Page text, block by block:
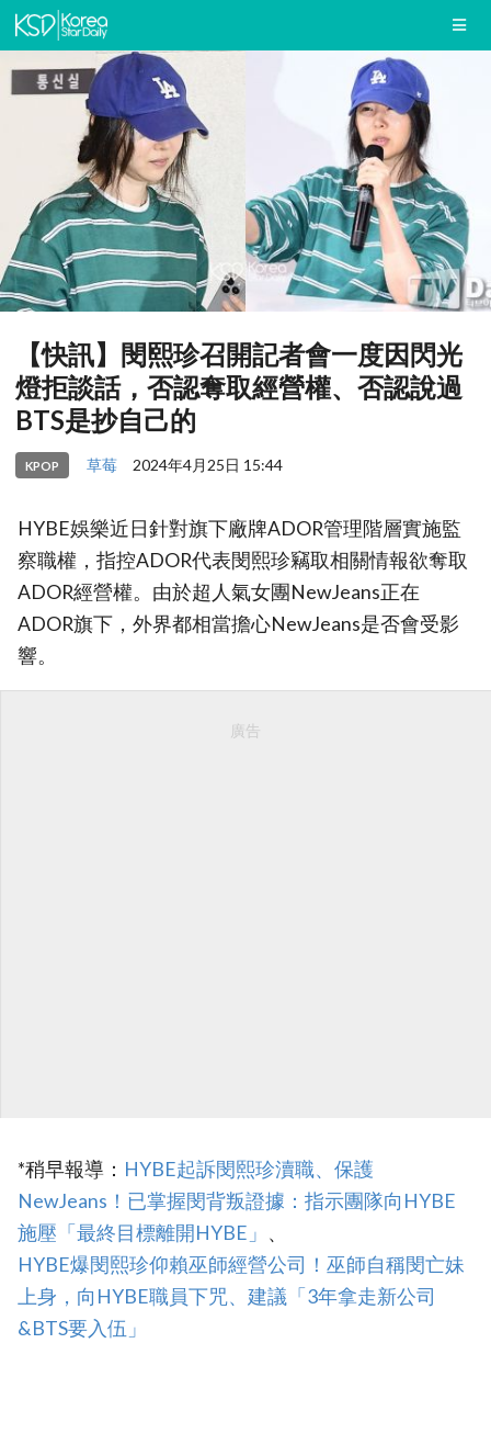
【快訊】閔熙珍召開記者會一度因閃光
燈拒談話，否認奪取經營權、否認說過
BTS是抄自己的
KPOP 草莓 2024年4月25日 15:44
HYBE娛樂近日針對旗下廠牌ADOR管理階層實施監
察職權，指控ADOR代表閔熙珍竊取相關情報欲奪取
ADOR經營權。由於超人氣女團NewJeans正在
ADOR旗下，外界都相當擔心NewJeans是否會受影
響。
廣告
*稍早報導： ‎HYBE起訴閔熙珍瀆職、保護
NewJeans！已掌握閔背叛證據：指示團隊向HYBE
施壓「最終目標離開HYBE」 、
‎HYBE爆閔熙珍仰賴巫師經營公司！巫師自稱閔亡妹
上身，向HYBE職員下咒、建議「3年拿走新公司
&BTS要入伍」